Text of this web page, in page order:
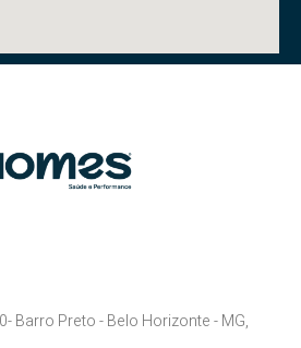
Barro Preto - Belo Horizonte - MG,